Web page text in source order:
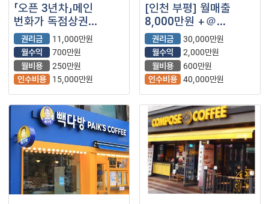
「오픈 3년차」메인
번화가 독점상권
【컴포즈커피】
권리금
11,000만원
월수익
700만원
월비용
250만원
인수비용
15,000만원
[인천 부평] 월매출
8,000만원 +＠
투썸플레이스 양도양수
메인상권에 위치한 ＂
투썸플레이스＂ 입니다!
권리금
30,000만원
월수익
2,000만원
월비용
600만원
인수비용 40,000만원